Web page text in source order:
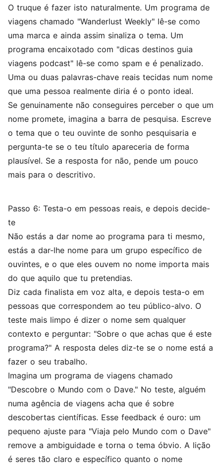
O truque é fazer isto naturalmente. Um programa de
viagens chamado "Wanderlust Weekly" lê-se como
uma marca e ainda assim sinaliza o tema. Um
programa encaixotado com "dicas destinos guia
viagens podcast" lê-se como spam e é penalizado.
Uma ou duas palavras-chave reais tecidas num nome
que uma pessoa realmente diria é o ponto ideal.
Se genuinamente não conseguires perceber o que um
nome promete, imagina a barra de pesquisa. Escreve
o tema que o teu ouvinte de sonho pesquisaria e
pergunta-te se o teu título apareceria de forma
plausível. Se a resposta for não, pende um pouco
mais para o descritivo.
Passo 6: Testa-o em pessoas reais, e depois decide-
te
Não estás a dar nome ao programa para ti mesmo,
estás a dar-lhe nome para um grupo específico de
ouvintes, e o que eles ouvem no nome importa mais
do que aquilo que tu pretendias.
Diz cada finalista em voz alta, e depois testa-o em
pessoas que correspondem ao teu público-alvo. O
teste mais limpo é dizer o nome sem qualquer
contexto e perguntar: "Sobre o que achas que é este
programa?" A resposta deles diz-te se o nome está a
fazer o seu trabalho.
Imagina um programa de viagens chamado
"Descobre o Mundo com o Dave." No teste, alguém
numa agência de viagens acha que é sobre
descobertas científicas. Esse feedback é ouro: um
pequeno ajuste para "Viaja pelo Mundo com o Dave"
remove a ambiguidade e torna o tema óbvio. A lição
é seres tão claro e específico quanto o nome